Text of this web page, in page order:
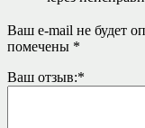
Ваш e-mail не будет
помечены *
Ваш отзыв:*